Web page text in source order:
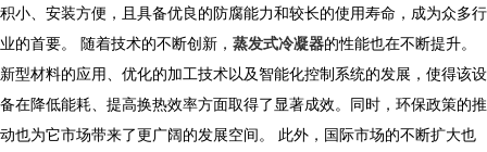
积小、安装方便，且具备优良的防腐能力和较长的使用寿命，成为众多行
业的首要。 随着技术的不断创新， 蒸发式冷凝器的性能也在不断提升。
新型材料的应用、优化的加工技术以及智能化控制系统的发展，使得该设
备在降低能耗、提高换热效率方面取得了显著成效。同时，环保政策的推
动也为它市场带来了更广阔的发展空间。 此外，国际市场的不断扩大也